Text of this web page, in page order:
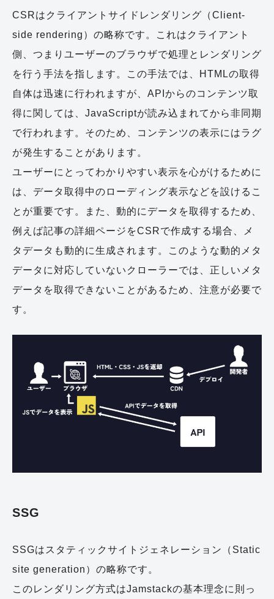
CSRはクライアントサイドレンダリング（Client-
side rendering）の略称です。これはクライアント
側、つまりユーザーのブラウザで処理とレンダリング
を行う手法を指します。この手法では、HTMLの取得
自体は迅速に行われますが、APIからのコンテンツ取
得に関しては、JavaScriptが読み込まれてから非同期
で行われます。そのため、コンテンツの表示にはラグ
が発生することがあります。
ユーザーにとってわかりやすい表示を心がけるために
は、データ取得中のローディング表示などを設けるこ
とが重要です。また、動的にデータを取得するため、
例えば記事の詳細ページをCSRで作成する場合、メ
タデータも動的に生成されます。このような動的メタ
データに対応していないクローラーでは、正しいメタ
データを取得できないことがあるため、注意が必要で
す。
SSG
SSGはスタティックサイトジェネレーション（Static
site generation）の略称です。
このレンダリング方式はJamstackの基本理念に則っ